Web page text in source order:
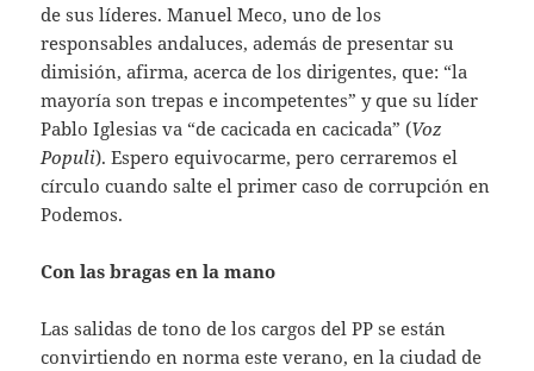
de sus líderes. Manuel Meco, uno de los
responsables andaluces, además de presentar su
dimisión, afirma, acerca de los dirigentes, que: “la
mayoría son trepas e incompetentes” y que su líder
Pablo Iglesias va “de cacicada en cacicada” (Voz
Populi). Espero equivocarme, pero cerraremos el
círculo cuando salte el primer caso de corrupción en
Podemos.
Con las bragas en la mano
Las salidas de tono de los cargos del PP se están
convirtiendo en norma este verano, en la ciudad de